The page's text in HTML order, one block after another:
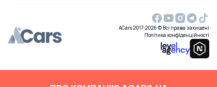
ACars 2017-2026 © Всі права захищені
Політика конфіденційності